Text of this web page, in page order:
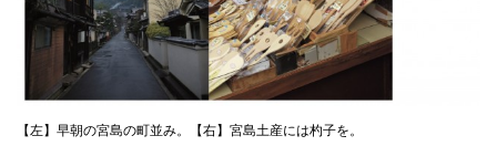
【左】早朝の宮島の町並み。【右】宮島土産には杓子を。